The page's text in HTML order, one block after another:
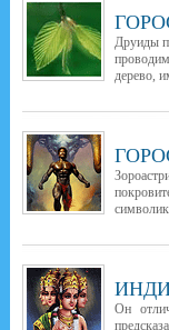
Друиды
дерево,
Он